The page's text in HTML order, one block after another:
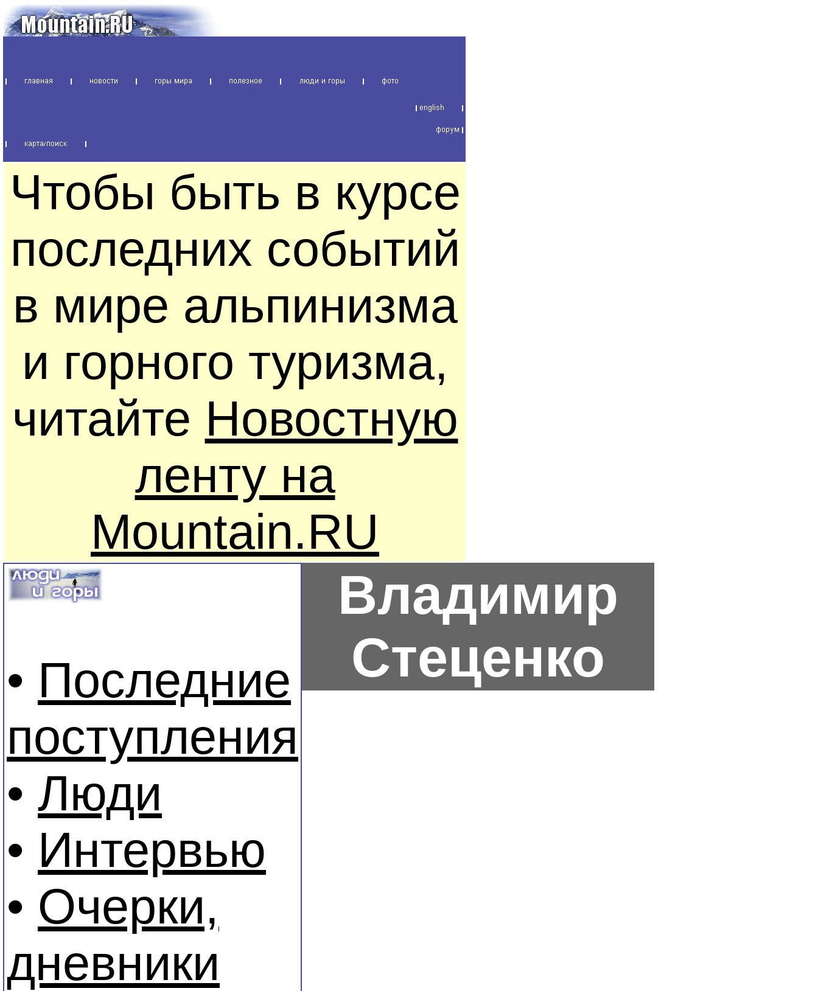
Чтобы быть в курсе
последних событий
в мире альпинизма
и горного туризма,
читайте Новостную
ленту на
Mountain.RU
• Последние
поступления
• Люди
• Интервью
• Очерки,
дневники
Владимир
Стеценко